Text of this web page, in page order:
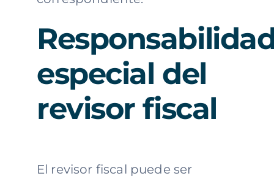
especial del
revisor fiscal
El revisor fiscal puede ser